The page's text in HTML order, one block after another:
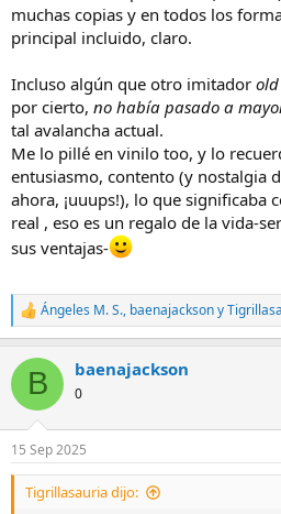
muchas copias y en todos los
principal incluido, claro.
Incluso algún que otro imitador
por cierto, no había pasado a
tal avalancha actual.
Me lo pillé en vinilo too, y lo
entusiasmo, contento (y nostalgia
ahora, ¡uuups!), lo que significaba
real , eso es un regalo de la vida-
sus ventajas-
R
e
c
i
e
s
Ángeles M. S., baenajacksony
B baenajackson
0
15 Sep 2025
Tigrillasauria dijo: